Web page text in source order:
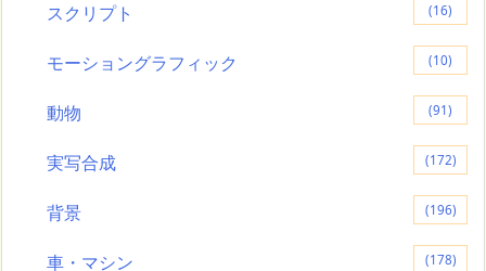
スクリプト (16)
モーショングラフィック (10)
動物 (91)
実写合成 (172)
背景 (196)
車・マシン (178)